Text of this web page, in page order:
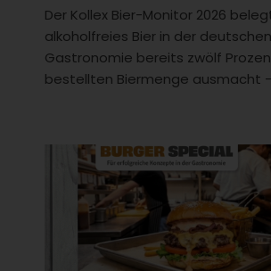
Der Kollex Bier-Monitor 2026
alkoholfreies Bier in der deutschen
Gastronomie bereits zwölf
bestellten Biermenge ausmacht